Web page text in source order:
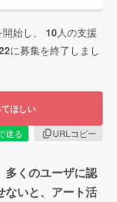
始し、 10人の支援
に募集を終了しまし
ほしい
送る
URLコピー
多くのユーザに認
ないと、アート活